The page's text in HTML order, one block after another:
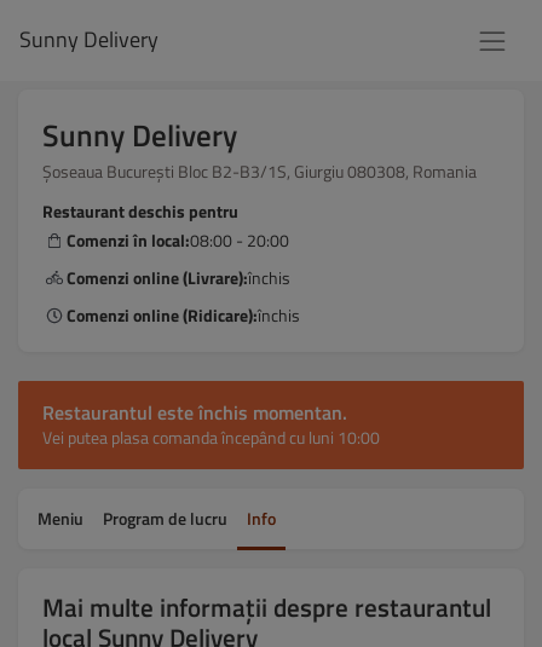
Sunny Delivery
Sunny Delivery
Șoseaua București Bloc B2-B3/1S, Giurgiu 080308, Romania
Restaurant deschis pentru
Comenzi în local:08:00 - 20:00
Comenzi online (Livrare):închis
Comenzi online (Ridicare):închis
Restaurantul este închis momentan.
Vei putea plasa comanda începând cu luni 10:00
Meniu Program de lucru Info
Mai multe informații despre restaurantul
local Sunny Delivery